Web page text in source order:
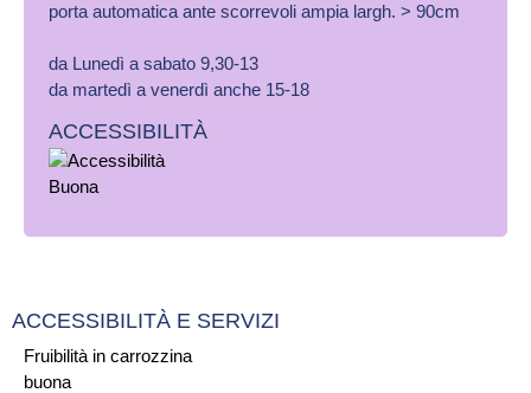
porta automatica ante scorrevoli ampia largh. > 90cm
da Lunedì a sabato 9,30-13
da martedì a venerdì anche 15-18
ACCESSIBILITÀ
Fruibilità in carrozzina
buona
ACCESSIBILITÀ E SERVIZI